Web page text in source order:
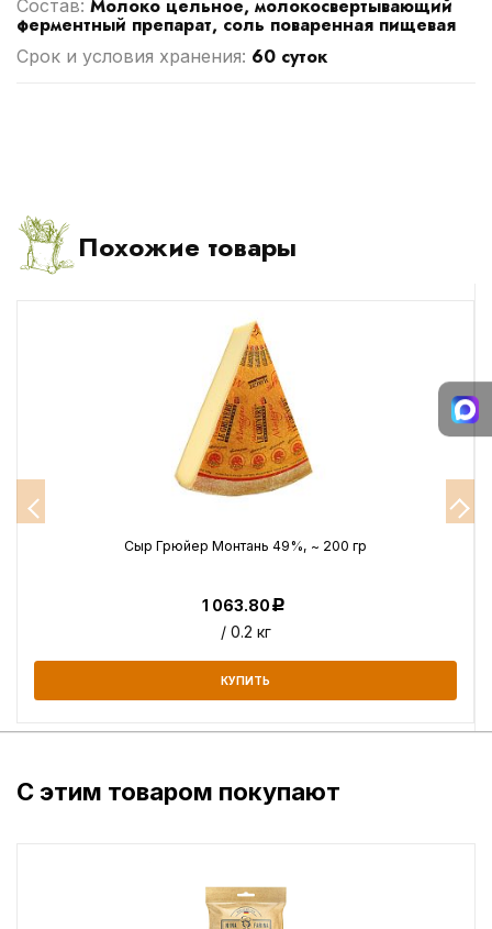
Cостав: Молоко цельное, молокосвертывающий
ферментный препарат, соль поваренная пищевая
Срок и условия хранения: 60 суток
Похожие товары
Сыр Грюйер Монтань 49%, ~ 200 гр
1 063.80Р
/ 0.2 кг
КУПИТЬ
С этим товаром покупают